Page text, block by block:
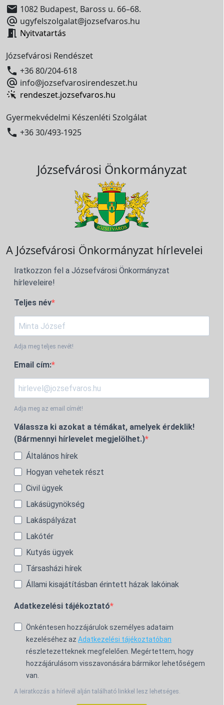
 1082 Budapest, Baross u. 66–68.
 ugyfelszolgalat@jozsefvaros.hu
 Nyitvatartás
Józsefvárosi Rendészet
 +36 80/204-618
 info@jozsefvarosirendeszet.hu
rendeszet.jozsefvaros.hu
Gyermekvédelmi Készenléti Szolgálat
 +36 30/493-1925
Józsefvárosi Önkormányzat
A Józsefvárosi Önkormányzat hírlevelei
Iratkozzon fel a Józsefvárosi Önkormányzat
hírleveleire!
Teljes név
Adja meg teljes nevét!
Email cím:
Adja meg az email címét!
Válassza ki azokat a témákat, amelyek érdeklik!
(Bármennyi hírlevelet megjelölhet.)
Általános hírek
Hogyan vehetek részt
Civil ügyek
Lakásügynökség
Lakáspályázat
Lakótér
Kutyás ügyek
Társasházi hírek
Állami kisajátításban érintett házak lakóinak
Adatkezelési tájékoztató
Önkéntesen hozzájárulok személyes adataim
kezeléséhez az Adatkezelési tájékoztatóban
részletezetteknek megfelelően. Megértettem, hogy
hozzájárulásom visszavonására bármikor lehetőségem
van.
A leiratkozás a hírlevél alján található linkkel lesz lehetséges.